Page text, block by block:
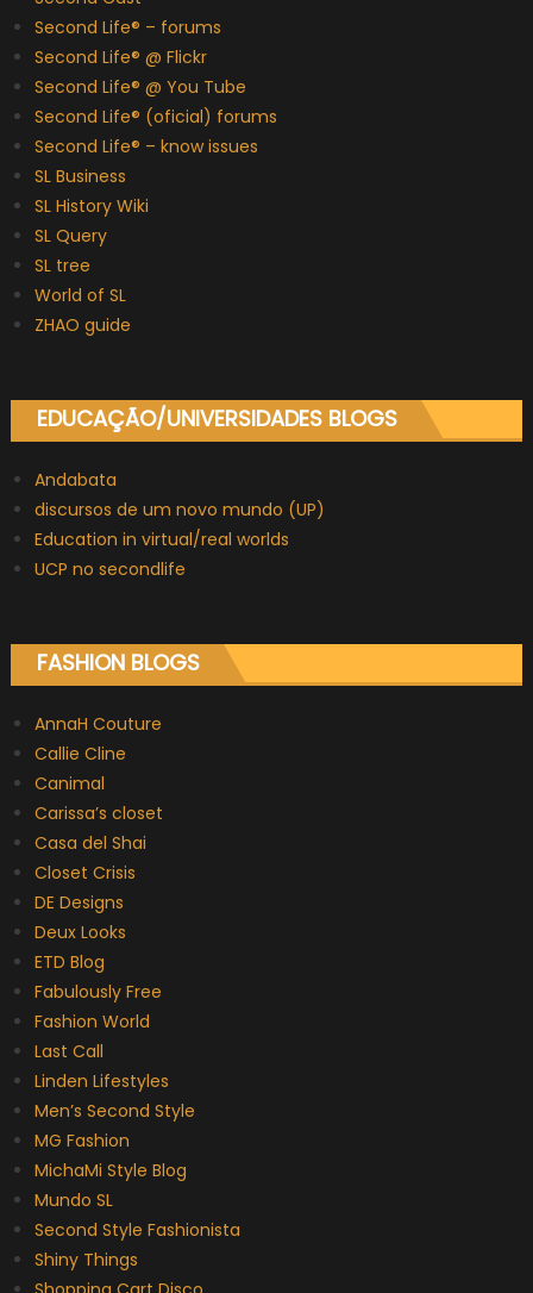
Second Life® – forums
Second Life® @ Flickr
Second Life® @ You Tube
Second Life® (oficial) forums
Second Life® – know issues
SL Business
SL History Wiki
SL Query
SL tree
World of SL
ZHAO guide
EDUCAÇÃO/UNIVERSIDADES BLOGS
Andabata
discursos de um novo mundo (UP)
Education in virtual/real worlds
UCP no secondlife
FASHION BLOGS
AnnaH Couture
Callie Cline
Canimal
Carissa’s closet
Casa del Shai
Closet Crisis
DE Designs
Deux Looks
ETD Blog
Fabulously Free
Fashion World
Last Call
Linden Lifestyles
Men’s Second Style
MG Fashion
MichaMi Style Blog
Mundo SL
Second Style Fashionista
Shiny Things